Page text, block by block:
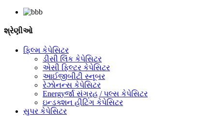
શ્રેણીઓ
ફિલ્મ કેપેસિટર
ડીસી લિંક કેપેસિટર
એસી ફિલ્ટર કેપેસિટર
આઈજીબીટી સ્નૂબર
રેઝોનન્સ કેપેસિટર
Energyર્જા સંગ્રહ / પલ્સ કેપેસિટર
ઇન્ડક્શન હીટિંગ કેપેસિટર
સુપર કેપેસિટર